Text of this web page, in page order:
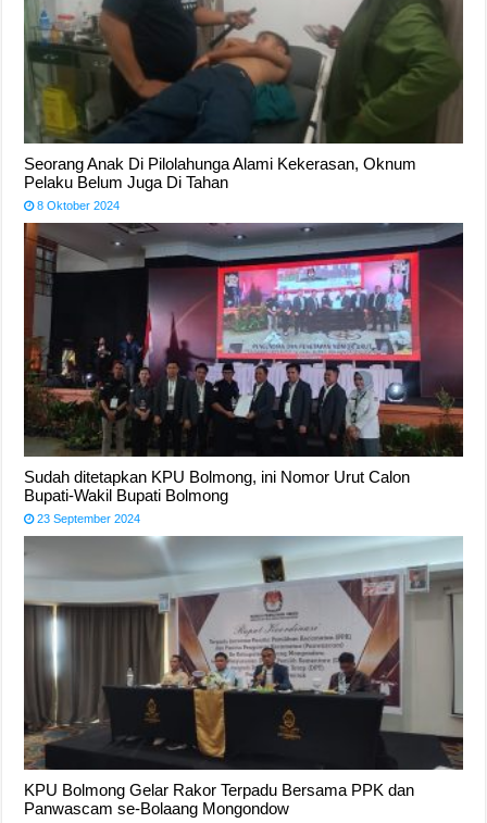
Seorang Anak Di Pilolahunga Alami Kekerasan, Oknum
Pelaku Belum Juga Di Tahan
8 Oktober 2024
Sudah ditetapkan KPU Bolmong, ini Nomor Urut Calon
Bupati-Wakil Bupati Bolmong
23 September 2024
KPU Bolmong Gelar Rakor Terpadu Bersama PPK dan
Panwascam se-Bolaang Mongondow